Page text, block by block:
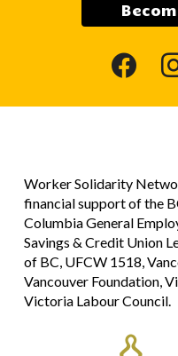
Worker Solidarity
financial support of the
Columbia General
Savings & Credit Union
of BC, UFCW 1518,
Vancouver Foundation,
Victoria Labour Council.